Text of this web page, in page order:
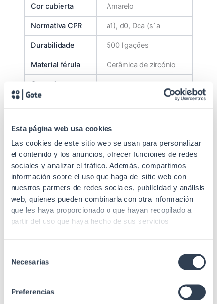
Esta página web usa cookies
Las cookies de este sitio web se usan para personalizar
el contenido y los anuncios, ofrecer funciones de redes
sociales y analizar el tráfico. Además, compartimos
información sobre el uso que haga del sitio web con
nuestros partners de redes sociales, publicidad y análisis
web, quienes pueden combinarla con otra información
que les haya proporcionado o que hayan recopilado a
partir del uso que haya hecho de sus servicios.
Necesarias
Preferencias
Cor cubierta Amarelo
Normativa CPR a1), d0, Dca (s1a
Durabilidade 500 ligações
Material férula Cerâmica de zircónio
Comprimento
do cabo
Modo único 9/125 µm
G.657.A2
Curvatura do
rádio min.
10 mm
Longitude de
onda
1310/1550 nm
GR-326, Telcordia GR-